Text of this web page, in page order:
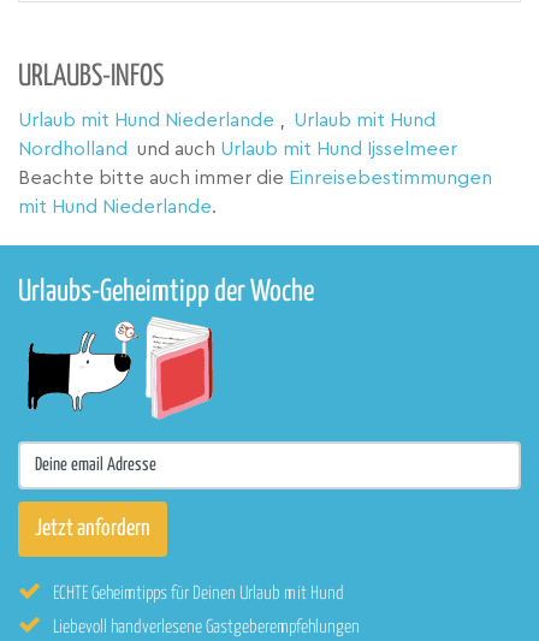
URLAUBS-INFOS
Urlaub mit Hund Niederlande
Urlaub mit Hund
Nordholland
und auch Urlaub mit Hund Ijsselmeer
Beachte bitte auch immer die Einreisebestimmungen
mit Hund Niederlande.
Urlaubs-Geheimtipp der Woche
ECHTE Geheimtipps für Deinen Urlaub mit Hund
Liebevoll handverlesene Gastgeberempfehlungen